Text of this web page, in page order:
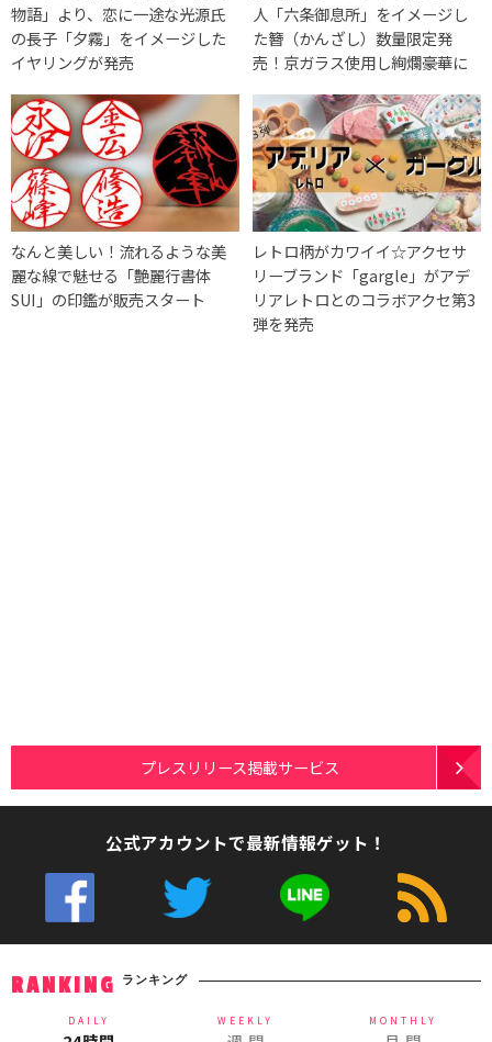
物語」より、恋に一途な光源氏
の長子「夕霧」をイメージした
イヤリングが発売
人「六条御息所」をイメージし
た簪（かんざし）数量限定発
売！京ガラス使用し絢爛豪華に
なんと美しい！流れるような美
麗な線で魅せる「艶麗行書体
SUI」の印鑑が販売スタート
レトロ柄がカワイイ☆アクセサ
リーブランド「gargle」がアデ
リアレトロとのコラボアクセ第3
弾を発売
プレスリリース掲載サービス
公式アカウントで最新情報ゲット！
RANKING ランキング
DAILY WEEKLY MONTHLY